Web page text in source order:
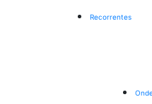
Recorrentes